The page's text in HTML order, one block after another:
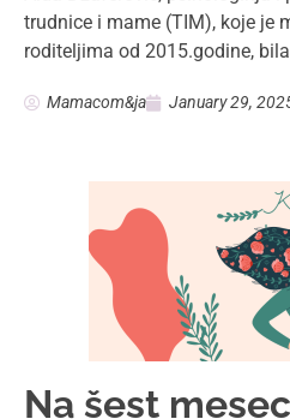
Dragana Minić Stefanović
Tematska
“Pripremi se”